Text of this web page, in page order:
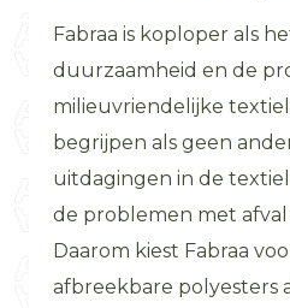
Fabraa is koploper als
duurzaamheid en de
milieuvriendelijke
begrijpen als geen
uitdagingen in de
de problemen met afval
Daarom kiest Fabraa
afbreekbare polyesters